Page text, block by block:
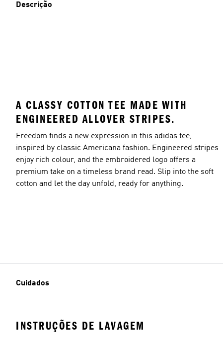
Descrição
A CLASSY COTTON TEE MADE WITH
ENGINEERED ALLOVER STRIPES.
Freedom finds a new expression in this adidas tee,
inspired by classic Americana fashion. Engineered stripes
enjoy rich colour, and the embroidered logo offers a
premium take on a timeless brand read. Slip into the soft
cotton and let the day unfold, ready for anything.
Cuidados
INSTRUÇÕES DE LAVAGEM